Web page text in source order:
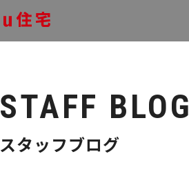
STAFF BLOG
スタッフブログ